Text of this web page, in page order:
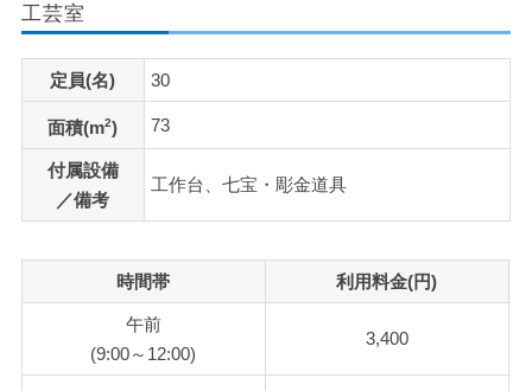
工芸室
定員(名) 30
面積(m2) 73
付属設備
／備考
工作台、七宝・彫金道具
時間帯 利用料金(円)
午前
(9:00～12:00)
3,400